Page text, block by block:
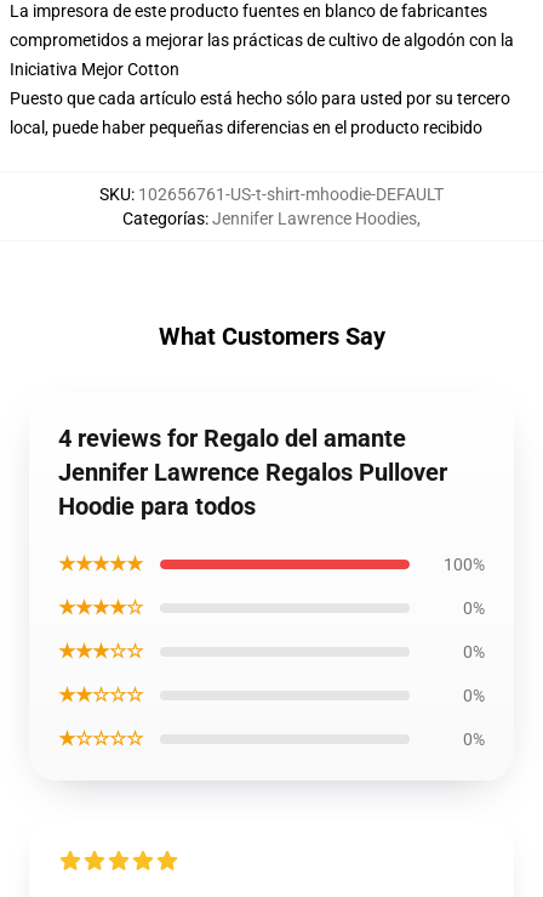
La impresora de este producto fuentes en blanco de fabricantes
comprometidos a mejorar las prácticas de cultivo de algodón con la
Iniciativa Mejor Cotton
Puesto que cada artículo está hecho sólo para usted por su tercero
local, puede haber pequeñas diferencias en el producto recibido
SKU: 102656761-US-t-shirt-mhoodie-DEFAULT
Categorías:Jennifer Lawrence Hoodies,
What Customers Say
4 reviews for Regalo del amante
Jennifer Lawrence Regalos Pullover
Hoodie para todos
★★★★★ 100%
★★★★☆ 0%
★★★☆☆ 0%
★★☆☆☆ 0%
★☆☆☆☆ 0%